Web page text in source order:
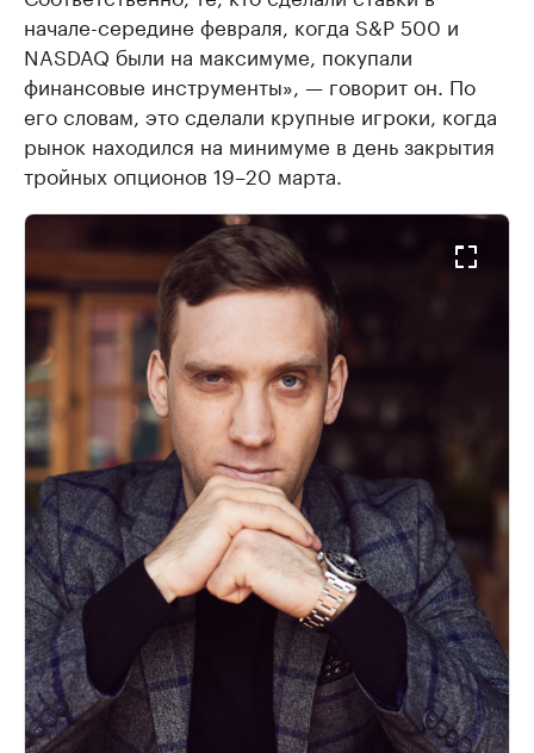
начале-середине февраля, когда S&P 500 и
NASDAQ были на максимуме, покупали
финансовые инструменты», — говорит он. По
его словам, это сделали крупные игроки, когда
рынок находился на минимуме в день закрытия
тройных опционов 19–20 марта.